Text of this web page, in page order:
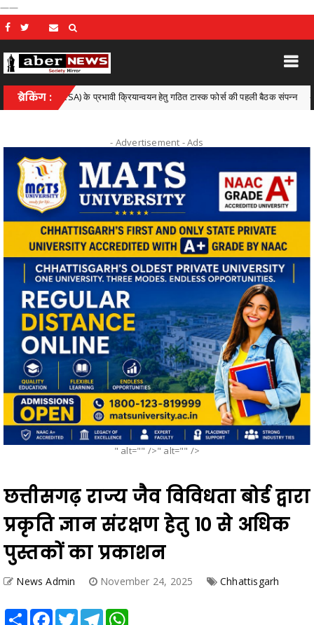
——
ब्रेकिंग :
के प्रभावी क्रियान्वयन हेतु गठित टास्क फोर्स की पहली बैठक संपन्न
- Advertisement -Ads
" alt="" />" alt="" />
छत्तीसगढ़ राज्य जैव विविधता बोर्ड द्वारा
प्रकृति ज्ञान संरक्षण हेतु 10 से अधिक
पुस्तकों का प्रकाशन
News Admin November 24, 2025 Chhattisgarh
Share Facebook
TwitterTelegram